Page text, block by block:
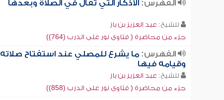
الفهرس:الأذكار التي تقال في الصلاة وبعدها
للشيخ: عبد العزيز بن باز
جزء من محاضرة ( فتاوى نور على الدرب (764))
الفهرس:ما يشرع للمصلي عند استفتاح صلاته
وقيامه فيها
للشيخ: عبد العزيز بن باز
جزء من محاضرة ( فتاوى نور على الدرب (858))